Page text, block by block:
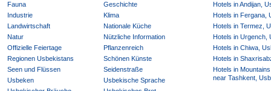
Fauna
Geschichte
Industrie
Klima
Landwirtschaft
Nationale Küche
Natur
Nützliche Information
Offizielle Feiertage
Pflanzenreich
Regionen Usbekistans
Schönen Künste
Seen und Flüssen
Seidenstraße
Usbeken
Usbekische Sprache
Hotels in Andijan,
Hotels in Fergana,
Hotels in Termez,
Hotels in Urgench,
Hotels in Chiwa,
Hotels in
Hotels in
near Tashkent,